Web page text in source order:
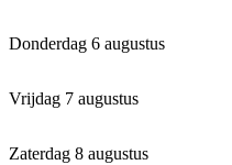
Donderdag 6 augustus
Vrijdag 7 augustus
Zaterdag 8 augustus